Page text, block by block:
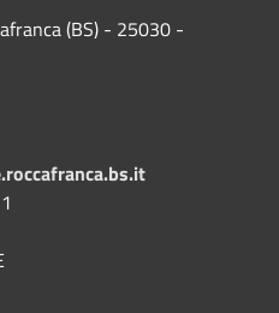
(BS) - 25030 -